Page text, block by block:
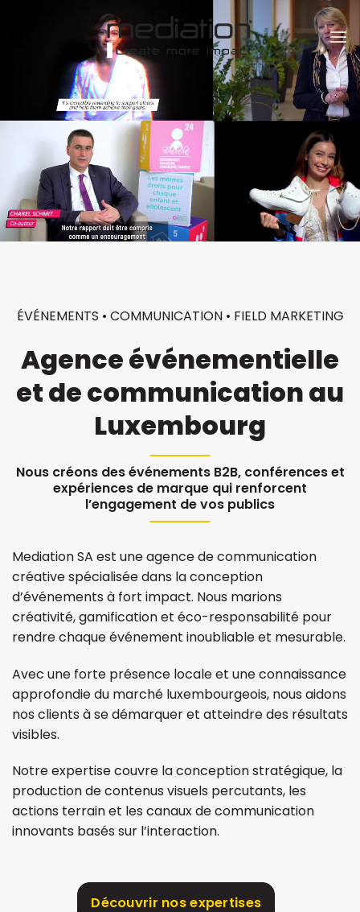
ÉVÉNEMENTS • COMMUNICATION • FIELD MARKETING
Agence événementielle
et de communication au
Luxembourg
Nous créons des événements B2B, conférences et
expériences de marque qui renforcent
l’engagement de vos publics
Mediation SA est une agence de communication
créative spécialisée dans la conception
d’événements à fort impact. Nous marions
créativité, gamification et éco-responsabilité pour
rendre chaque événement inoubliable et mesurable.
Avec une forte présence locale et une connaissance
approfondie du marché luxembourgeois, nous aidons
nos clients à se démarquer et atteindre des résultats
visibles.
Notre expertise couvre la conception stratégique, la
production de contenus visuels percutants, les
actions terrain et les canaux de communication
innovants basés sur l’interaction.
Découvrir nos expertises